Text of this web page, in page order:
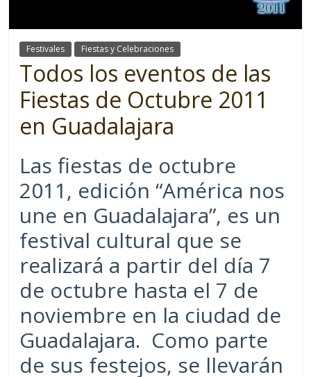
Festivales Fiestas y Celebraciones
Todos los eventos de las
Fiestas de Octubre 2011
en Guadalajara
Las fiestas de octubre
2011, edición “América nos
une en Guadalajara”, es un
festival cultural que se
realizará a partir del día 7
de octubre hasta el 7 de
noviembre en la ciudad de
Guadalajara. Como parte
de sus festejos, se llevarán